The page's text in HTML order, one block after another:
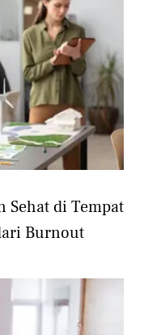
Sehat di Tempat
Burnout